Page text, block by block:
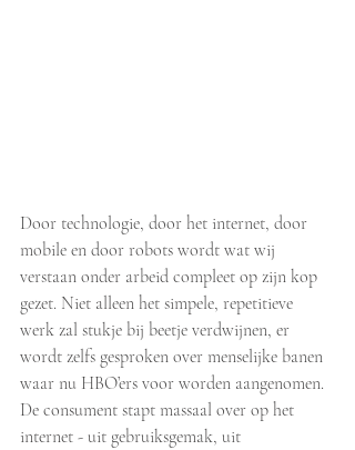
Door technologie, door het internet, door
mobile en door robots wordt wat wij
verstaan onder arbeid compleet op zijn kop
gezet. Niet alleen het simpele, repetitieve
werk zal stukje bij beetje verdwijnen, er
wordt zelfs gesproken over menselijke banen
waar nu HBO’ers voor worden aangenomen.
De consument stapt massaal over op het
internet - uit gebruiksgemak, uit